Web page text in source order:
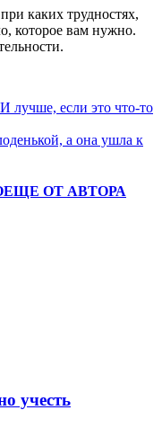
каких трудностях,
которое вам нужно.
лучше, если это что-то
а она ушла к
ЕЩЕ ОТ АВТОРА
учесть